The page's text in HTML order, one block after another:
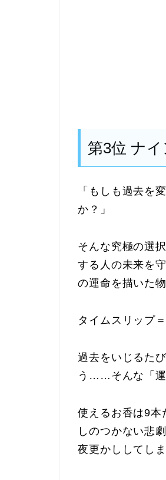
第3位 ナ
「もしも過去を
か？」
そんな究極の選
する人の未来を
の運命を描いた物
タイムスリップ
過去をいじるた
う……そんな「運
使えるお香は9本
しのつかない悲
夜更かししてし